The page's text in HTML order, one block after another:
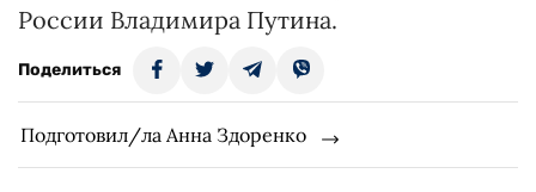
России Владимира Путина.
Поделиться
Подготовил/ла Анна Здоренко